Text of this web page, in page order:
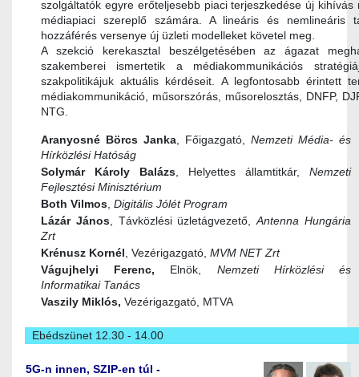
szolgáltatók egyre erőteljesebb piaci terjeszkedése új kihívás
médiapiaci szereplő számára. A lineáris és nemlineáris
hozzáférés versenye új üzleti modelleket követel meg.
A szekció kerekasztal beszélgetésében az ágazat
szakemberei ismertetik a médiakommunikációs
szakpolitikájuk aktuális kérdéseit. A legfontosabb érintett
médiakommunikáció, műsorszórás, műsorelosztás, DNFP,
NTG.
Aranyosné Börcs Janka, Főigazgató, Nemzeti Média- és
Hírközlési Hatóság
Solymár Károly Balázs, Helyettes államtitkár, Nemzeti
Fejlesztési Minisztérium
Both Vilmos, Digitális Jólét Program
Lázár János, Távközlési üzletágvezető,Antenna Hungária
Zrt
Krénusz Kornél, Vezérigazgató, MVM NET Zrt
Vágujhelyi Ferenc, Elnök, Nemzeti Hírközlési és
Informatikai Tanács
Vaszily Miklós, Vezérigazgató, MTVA
Ebédszünet 12.30 - 14.00
5G-n innen, SZIP-en túl -